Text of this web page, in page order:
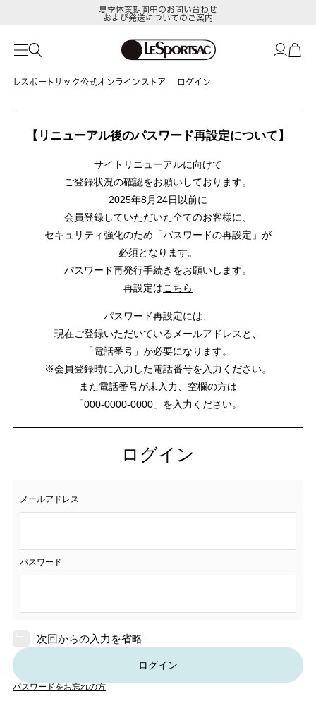
夏季休業期間中のお問い合わせ
および発送についてのご案内
レスポートサック公式オンラインストア ログイン
【リニューアル後のパスワード再設定について】
サイトリニューアルに向けて
ご登録状況の確認をお願いしております。
2025年8月24日以前に
会員登録していただいた全てのお客様に、
セキュリティ強化のため「パスワードの再設定」が
必須となります。
パスワード再発行手続きをお願いします。
再設定はこちら
パスワード再設定には、
現在ご登録いただいているメールアドレスと、
「電話番号」が必要になります。
※会員登録時に入力した電話番号を入力ください。
また電話番号が未入力、空欄の方は
「000-0000-0000」を入力ください。
ログイン
メールアドレス
パスワード
次回からの入力を省略
ログイン
パスワードをお忘れの方